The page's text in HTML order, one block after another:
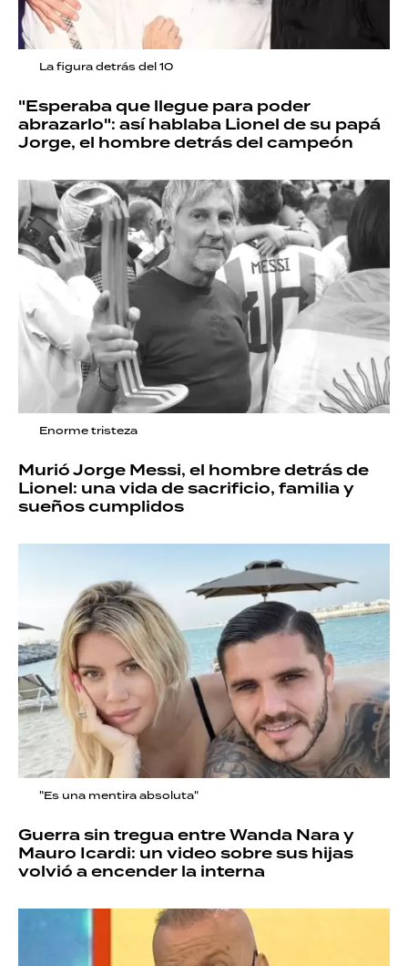
La figura detrás del 10
"Esperaba que llegue para poder
abrazarlo": así hablaba Lionel de su papá
Jorge, el hombre detrás del campeón
Enorme tristeza
Murió Jorge Messi, el hombre detrás de
Lionel: una vida de sacrificio, familia y
sueños cumplidos
"Es una mentira absoluta"
Guerra sin tregua entre Wanda Nara y
Mauro Icardi: un video sobre sus hijas
volvió a encender la interna